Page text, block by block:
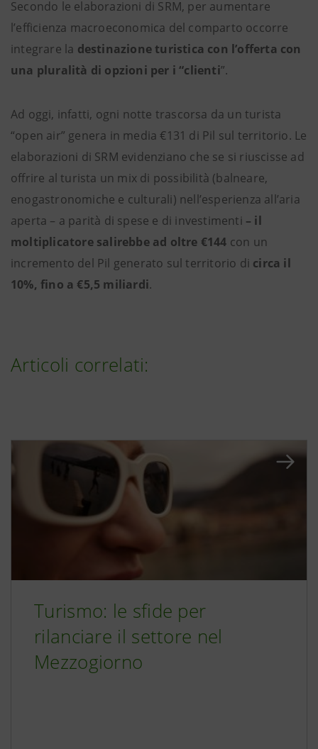
Secondo le elaborazioni di SRM, per aumentare
l’efficienza macroeconomica del comparto occorre
integrare la destinazione turistica con l’offerta con
una pluralità di opzioni per i “clienti”.
Ad oggi, infatti, ogni notte trascorsa da un turista
“open air” genera in media €131 di Pil sul territorio. Le
elaborazioni di SRM evidenziano che se si riuscisse ad
offrire al turista un mix di possibilità (balneare,
enogastronomiche e culturali) nell’esperienza all’aria
aperta – a parità di spese e di investimenti – il
moltiplicatore salirebbe ad oltre €144 con un
incremento del Pil generato sul territorio di circa il
10%, fino a €5,5 miliardi.
Articoli correlati:
Turismo: le sfide per
rilanciare il settore nel
Mezzogiorno